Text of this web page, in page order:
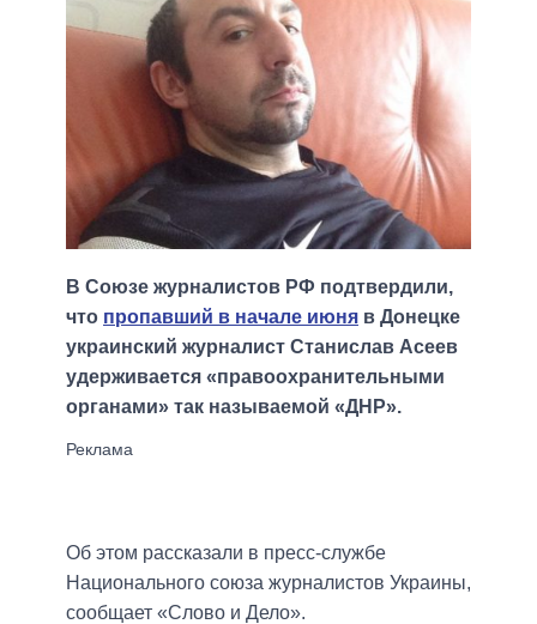
В Союзе журналистов РФ подтвердили,
что пропавший в начале июня в Донецке
украинский журналист Станислав Асеев
удерживается «правоохранительными
органами» так называемой «ДНР».
Об этом рассказали в пресс-службе
Национального союза журналистов Украины,
сообщает «Слово и Дело».